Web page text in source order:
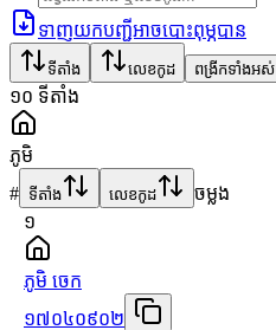
ទាញយកបញ្ជីអាចបោះពុម្ភបាន
ទីតាំង លេខកូដ ពង្រីកទាំងអស់
១០ ទីតាំង
ភូមិ
# ទីតាំង លេខកូដ
ចម្លង
១
ភូមិ ចេក
១៧០៤០៩០២